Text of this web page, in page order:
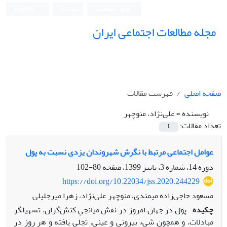
مجله مطالعات اجتماعی ایران
صفحه اصلی
فهرست مقالات
نویسنده =علی‌نژاد، منوچهر
تعداد مقالات:
1
عوامل اجتماعی مرتبط با نگرش شهروندان یزدی نسبت به پول
دوره 14، شماره 3، پاییز 1399، صفحه
80-102
https://doi.org/10.22034/jss.2020.244229
مسعود حاجی‌زاده میمندی، منوچهر علی‌نژاد، زهرا میرجلیلی
چکیده پول در جهان امروز در نقش میانجیِ کنش‌گران، تسهیل‍گر
مبادلات، و همچون شیء بیرونی و عینی، تجلی یافته و هر روز در